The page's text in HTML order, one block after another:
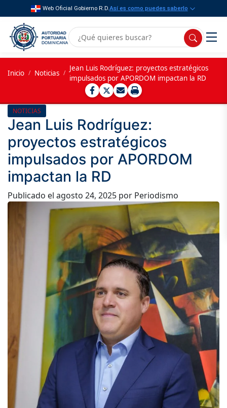
Web Oficial Gobierno R.D.Así es como puedes saberlo
Inicio / Noticias /
Jean Luis Rodríguez: proyectos estratégicos
impulsados por APORDOM impactan la RD
NOTICIAS
Jean Luis Rodríguez:
proyectos estratégicos
impulsados por APORDOM
impactan la RD
Publicado el agosto 24, 2025 por Periodismo